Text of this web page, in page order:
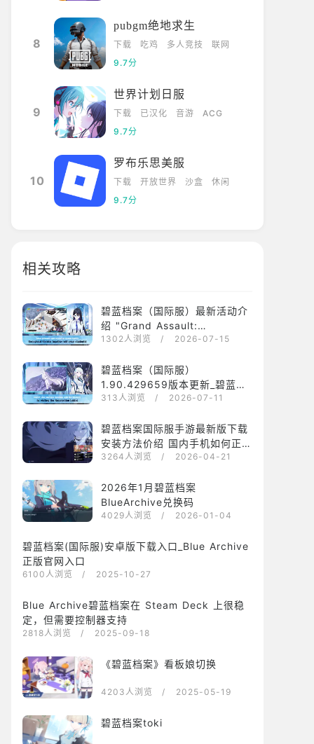
8
pubgm绝地求生
下载 吃鸡 多人竞技
联网
9.7分
9
世界计划日服
下载 已汉化 音游
ACG
9.7分
10
罗布乐思美服
下载 开放世界 沙盒
休闲
9.7分
相关攻略
碧蓝档案（国际服）最新活动介
绍 "Grand Assault:
Hieronymus 城市战"
1302人浏览 / 2026-07-15
碧蓝档案（国际服）
1.90.429659版本更新_碧蓝档
案（国际服）1.90.429659最新
313人浏览 / 2026-07-11
碧蓝档案国际服手游最新版下载
安装方法价绍 国内手机如何正常
运行碧蓝档案国际服？
3264人浏览 / 2026-04-21
2026年1月碧蓝档案
BlueArchive兑换码
4029人浏览 / 2026-01-04
碧蓝档案(国际服)安卓版下载入口_Blue Archive
正版官网入口
6100人浏览 / 2025-10-27
Blue Archive碧蓝档案在 Steam Deck 上很稳
定，但需要控制器支持
2818人浏览 / 2025-09-18
《碧蓝档案》看板娘切换
4203人浏览 / 2025-05-19
碧蓝档案toki